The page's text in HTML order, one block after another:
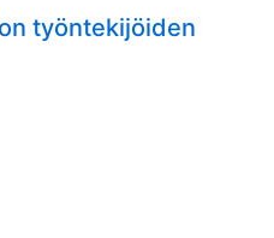
työntekijöiden